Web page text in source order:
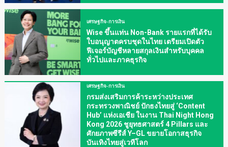
เศรษฐกิจ-การเงิน
Wise ขึ้นแท่น Non-Bank รายแรกที่ได้รับ
ใบอนุญาตครบชุดในไทย เตรียมเปิดตัว
ฟีเจอร์บัญชีหลายสกุลเงินสำหรับบุคคล
ทั่วไปและภาคธุรกิจ
เศรษฐกิจ-การเงิน
กรมส่งเสริมการค้าระหว่างประเทศ
กระทรวงพาณิชย์ ปักธงไทยสู่ ‘Content
Hub’ แห่งเอเชีย ในงาน Thai Night Hong
Kong 2026 ชูยุทธศาสตร์ 4 Pillars และ
ศักยภาพซีรีส์ Y–GL ขยายโอกาสธุรกิจ
บันเทิงไทยสู่เวทีโลก